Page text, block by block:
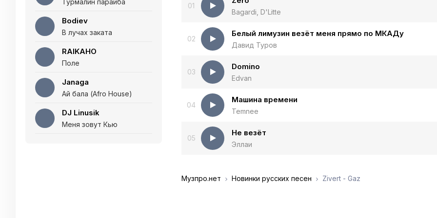
Турмалин параиба
Bodiev
В лучах заката
RAIKAHO
Поле
Janaga
Ай бала (Afro House)
DJ Linusik
Меня зовут Кью
01
Bagardi, D'Litte
02
Белый лимузин везёт меня прямо по МКАДу
Давид Туров
03
Domino
Edvan
04
Машина времени
Temnee
05
Не везёт
Эллаи
Музпро.нет Новинки русских песен Zivert - Gaz